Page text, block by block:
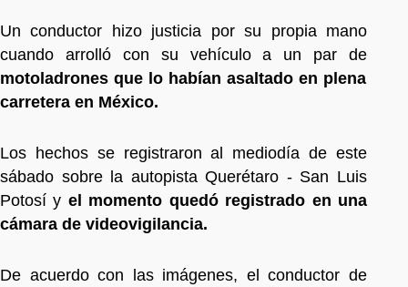
Un conductor hizo justicia por su propia mano
cuando arrolló con su vehículo a un par de
motoladrones que lo habían asaltado en plena
carretera en México.
Los hechos se registraron al mediodía de este
sábado sobre la autopista Querétaro - San Luis
Potosí y el momento quedó registrado en una
cámara de videovigilancia.
De acuerdo con las imágenes, el conductor de